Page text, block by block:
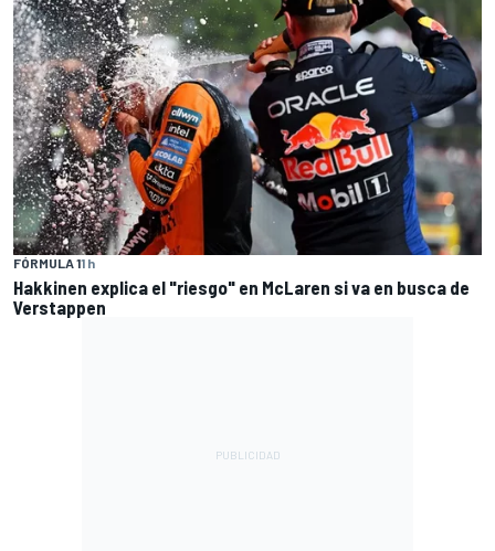
FÓRMULA 11 h
Hakkinen explica el "riesgo" en McLaren si va en busca de
Verstappen